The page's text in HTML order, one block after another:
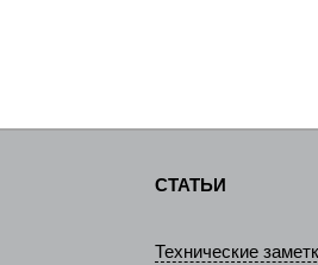
СТАТЬИ
Технические